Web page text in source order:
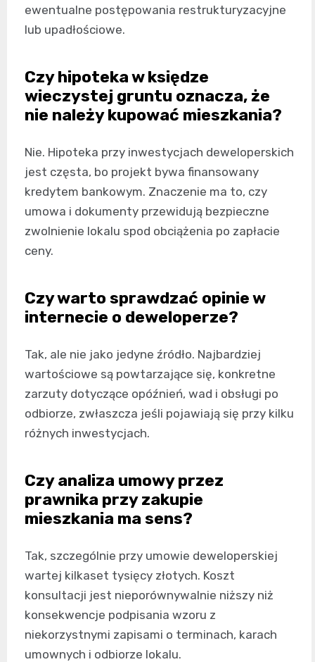
ewentualne postępowania restrukturyzacyjne
lub upadłościowe.
Czy hipoteka w księdze
wieczystej gruntu oznacza, że
nie należy kupować mieszkania?
Nie. Hipoteka przy inwestycjach deweloperskich
jest częsta, bo projekt bywa finansowany
kredytem bankowym. Znaczenie ma to, czy
umowa i dokumenty przewidują bezpieczne
zwolnienie lokalu spod obciążenia po zapłacie
ceny.
Czy warto sprawdzać opinie w
internecie o deweloperze?
Tak, ale nie jako jedyne źródło. Najbardziej
wartościowe są powtarzające się, konkretne
zarzuty dotyczące opóźnień, wad i obsługi po
odbiorze, zwłaszcza jeśli pojawiają się przy kilku
różnych inwestycjach.
Czy analiza umowy przez
prawnika przy zakupie
mieszkania ma sens?
Tak, szczególnie przy umowie deweloperskiej
wartej kilkaset tysięcy złotych. Koszt
konsultacji jest nieporównywalnie niższy niż
konsekwencje podpisania wzoru z
niekorzystnymi zapisami o terminach, karach
umownych i odbiorze lokalu.